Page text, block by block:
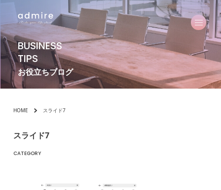
BUSINESS
TIPS
お役立ちブログ
HOME スライド7
スライド7
CATEGORY